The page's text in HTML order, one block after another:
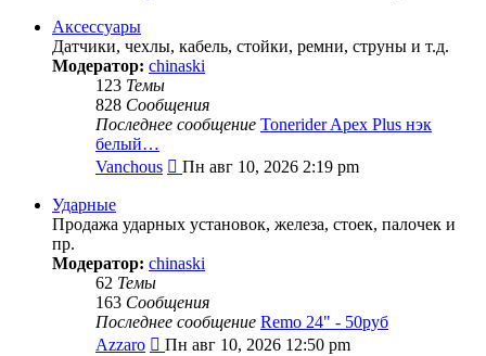
сообщению
Аксессуары
Датчики, чехлы, кабель, стойки, ремни, струны и т.д.
Модератор: chinaski
123 Темы
828 Сообщения
Последнее сообщение Tonerider Apex Plus нэк
белый…
Vanchous
Перейти
сообщению
Пн авг 10, 2026 2:19 pm
Ударные
Продажа ударных установок, железа, стоек, палочек и
пр.
Модератор: chinaski
62 Темы
163 Сообщения
Последнее сообщение Remo 24" - 50pyб
Azzaro
Перейти
Пн авг 10, 2026 12:50 pm